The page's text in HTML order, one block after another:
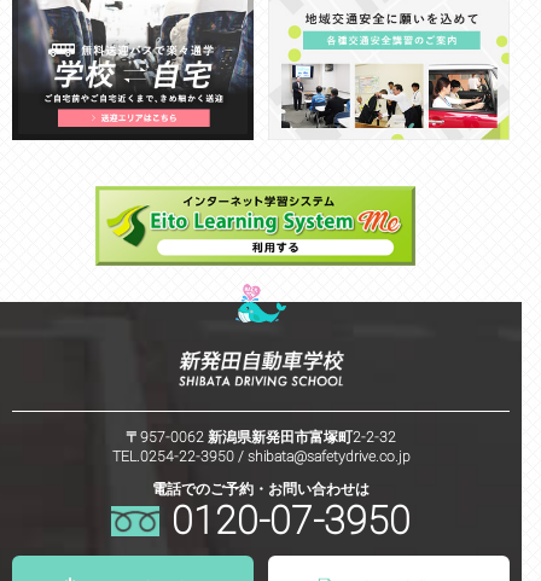
〒957-0062 新潟県新発田市富塚町2-2-32
TEL.0254-22-3950 / shibata@safetydrive.co.jp
電話でのご予約・お問い合わせは
0120-07-3950